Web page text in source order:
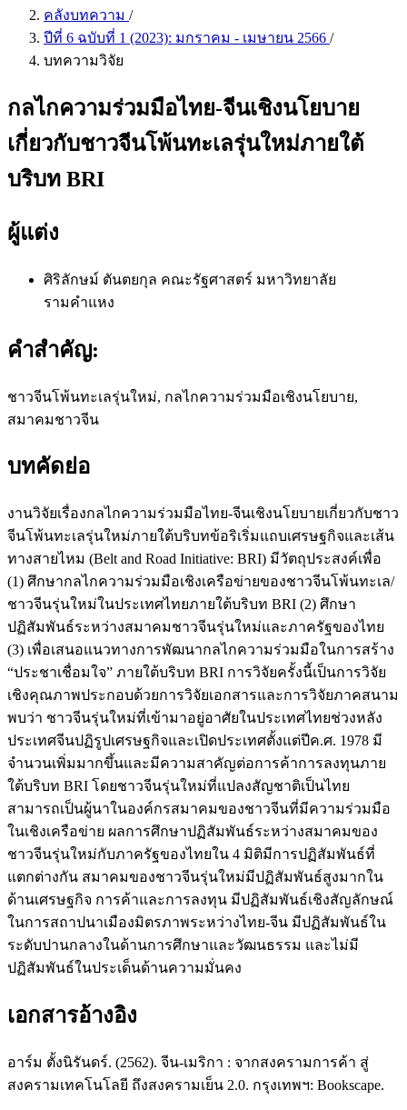
คลังบทความ /
ปีที่ 6 ฉบับที่ 1 (2023): มกราคม - เมษายน 2566 /
บทความวิจัย
กลไกความร่วมมือไทย-จีนเชิงนโยบาย
เกี่ยวกับชาวจีนโพ้นทะเลรุ่นใหม่ภายใต้
บริบท BRI
ผู้แต่ง
ศิริลักษม์ ตันตยกุล คณะรัฐศาสตร์ มหาวิทยาลัย
รามคำแหง
คำสำคัญ:
ชาวจีนโพ้นทะเลรุ่นใหม่, กลไกความร่วมมือเชิงนโยบาย,
สมาคมชาวจีน
บทคัดย่อ
งานวิจัยเรื่องกลไกความร่วมมือไทย-จีนเชิงนโยบายเกี่ยวกับชาว
จีนโพ้นทะเลรุ่นใหม่ภายใต้บริบทข้อริเริ่มแถบเศรษฐกิจและเส้น
ทางสายไหม (Belt and Road Initiative: BRI) มีวัตถุประสงค์เพื่อ
(1) ศึกษากลไกความร่วมมือเชิงเครือข่ายของชาวจีนโพ้นทะเล/
ชาวจีนรุ่นใหม่ในประเทศไทยภายใต้บริบท BRI (2) ศึกษา
ปฏิสัมพันธ์ระหว่างสมาคมชาวจีนรุ่นใหม่และภาครัฐของไทย
(3) เพื่อเสนอแนวทางการพัฒนากลไกความร่วมมือในการสร้าง
“ประชาเชื่อมใจ” ภายใต้บริบท BRI การวิจัยครั้งนี้เป็นการวิจัย
เชิงคุณภาพประกอบด้วยการวิจัยเอกสารและการวิจัยภาคสนาม
พบว่า ชาวจีนรุ่นใหม่ที่เข้ามาอยู่อาศัยในประเทศไทยช่วงหลัง
ประเทศจีนปฏิรูปเศรษฐกิจและเปิดประเทศตั้งแต่ปีค.ศ. 1978 มี
จำนวนเพิ่มมากขึ้นและมีความสาคัญต่อการค้าการลงทุนภาย
ใต้บริบท BRI โดยชาวจีนรุ่นใหม่ที่แปลงสัญชาติเป็นไทย
สามารถเป็นผู้นาในองค์กรสมาคมของชาวจีนที่มีความร่วมมือ
ในเชิงเครือข่าย ผลการศึกษาปฏิสัมพันธ์ระหว่างสมาคมของ
ชาวจีนรุ่นใหม่กับภาครัฐของไทยใน 4 มิติมีการปฏิสัมพันธ์ที่
แตกต่างกัน สมาคมของชาวจีนรุ่นใหม่มีปฏิสัมพันธ์สูงมากใน
ด้านเศรษฐกิจ การค้าและการลงทุน มีปฏิสัมพันธ์เชิงสัญลักษณ์
ในการสถาปนาเมืองมิตรภาพระหว่างไทย-จีน มีปฏิสัมพันธ์ใน
ระดับปานกลางในด้านการศึกษาและวัฒนธรรม และไม่มี
ปฏิสัมพันธ์ในประเด็นด้านความมั่นคง
เอกสารอ้างอิง
อาร์ม ตั้งนิรันดร์. (2562). จีน-เมริกา : จากสงครามการค้า สู่
สงครามเทคโนโลยี ถึงสงครามเย็น 2.0. กรุงเทพฯ: Bookscape.